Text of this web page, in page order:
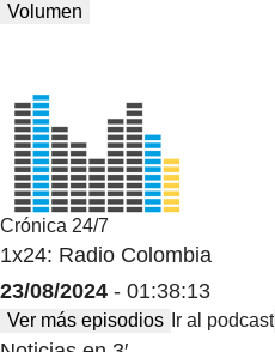
Volumen
Crónica 24/7
1x24: Radio Colombia
23/08/2024 - 01:38:13
Ver más episodios Ir al podcast